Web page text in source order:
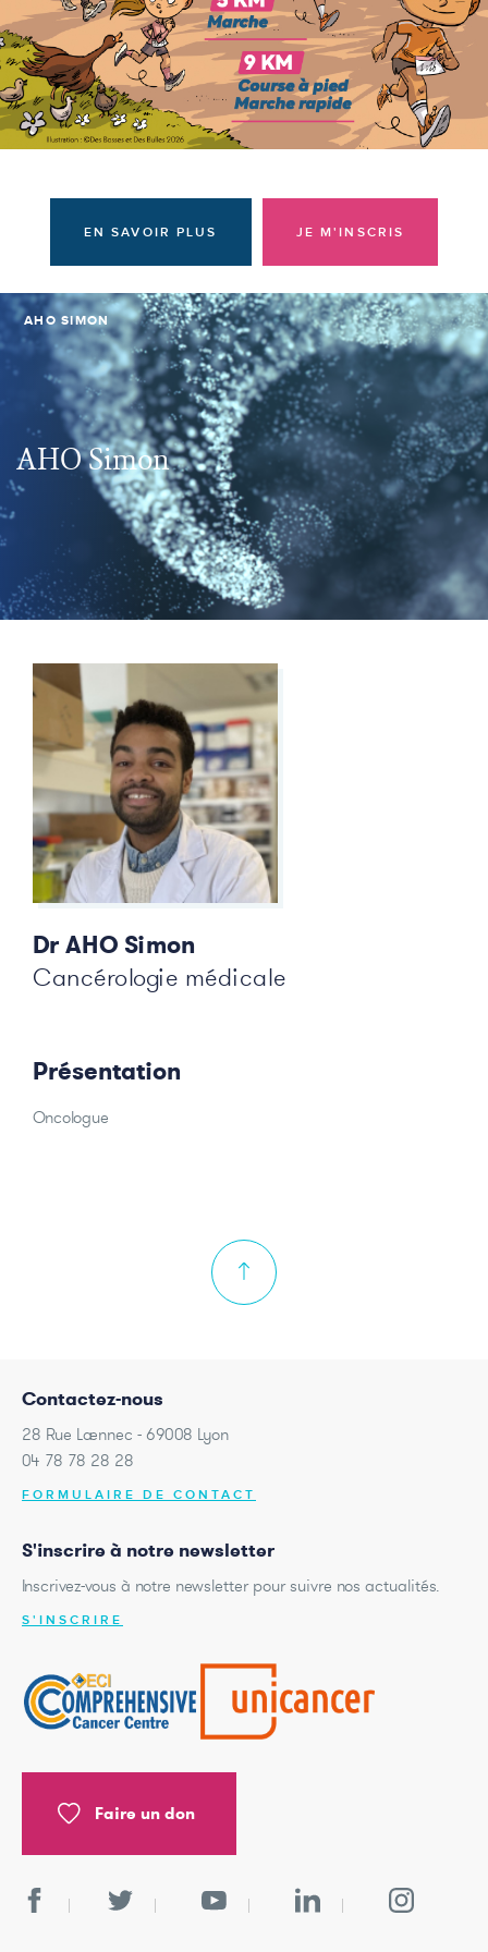
Actualités
Prendre rendez-vous
EN SAVOIR PLUS JE M'INSCRIS
AHO SIMON
AHO Simon
Dr AHO Simon
Cancérologie médicale
Présentation
Oncologue
Contactez-nous
28 Rue Laennec - 69008 Lyon
04 78 78 28 28
FORMULAIRE DE CONTACT
S'inscrire à notre newsletter
Inscrivez-vous à notre newsletter pour suivre nos actualités.
S'INSCRIRE
Faire un don